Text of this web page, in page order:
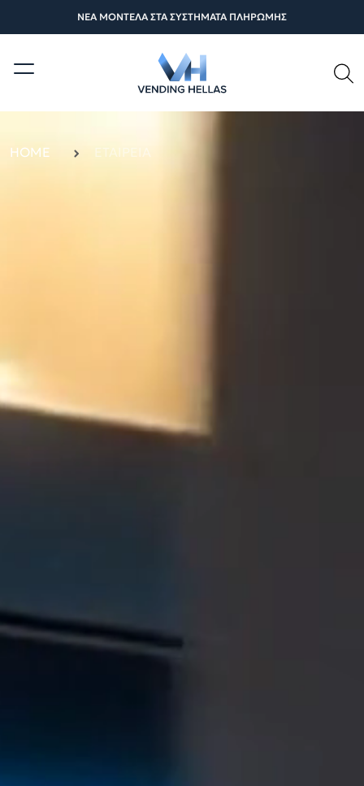
ΝΕΑ ΜΟΝΤΕΛΑ ΣΤΑ ΣΥΣΤΗΜΑΤΑ ΠΛΗΡΩΜΗΣ
HOME ΕΤΑΙΡΕΊΑ